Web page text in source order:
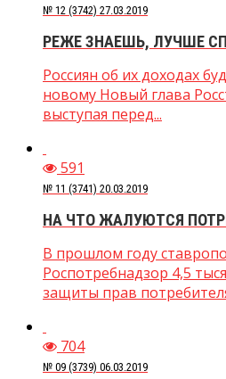
№ 12 (3742) 27.03.2019
РЕЖЕ ЗНАЕШЬ, ЛУЧШЕ
Россиян об их доходах
новому Новый глава
выступая перед...
591
№ 11 (3741) 20.03.2019
НА ЧТО ЖАЛУЮТСЯ
В прошлом году
Роспотребнадзор 4,5
защиты прав
704
№ 09 (3739) 06.03.2019